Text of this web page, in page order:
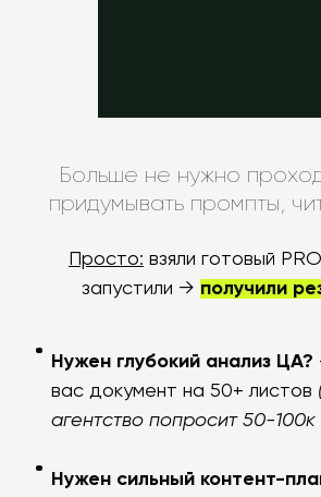
Больше не нужно
придумывать промпты,
Просто: взяли готовый
запустили → получили
Нужен глубокий анализ ЦА?
вас документ на 50+ листов
агентство попросит 50-100к
Нужен сильный контент-